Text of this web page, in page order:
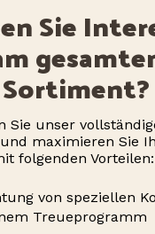
Sie
Sortiment?
Sie unser
maximieren Sie
folgenden Vorteilen:
von speziellen
Treueprogramm